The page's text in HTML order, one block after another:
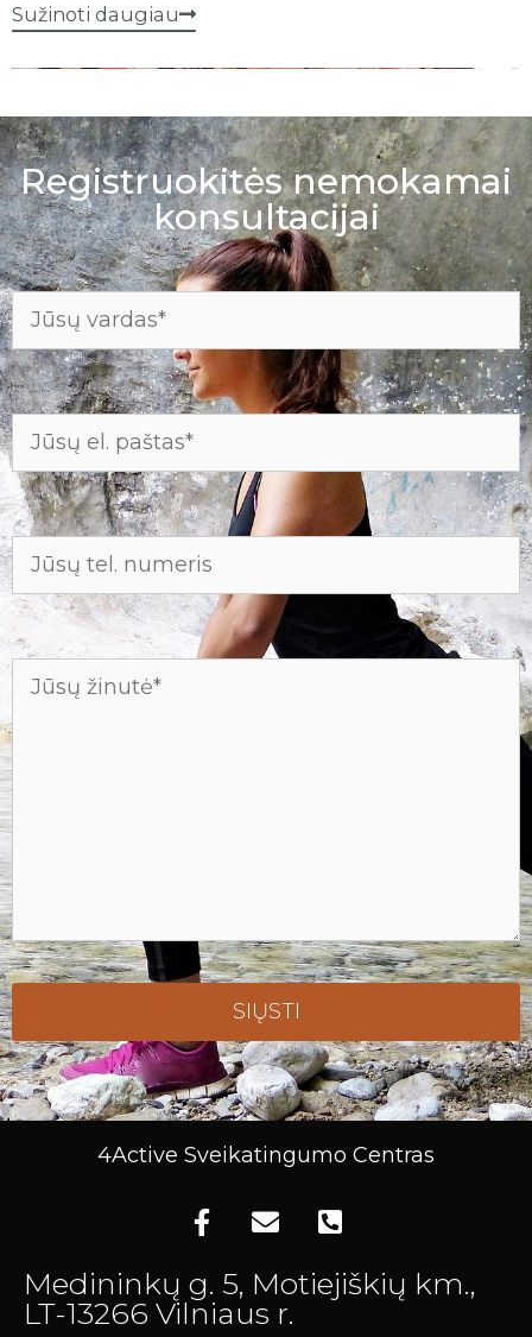
Sužinoti daugiau
Registruokitės nemokamai
konsultacijai
A
l
4Active Sveikatingumo Centras
Medininkų g. 5, Motiejiškių km.,
LT-13266 Vilniaus r.